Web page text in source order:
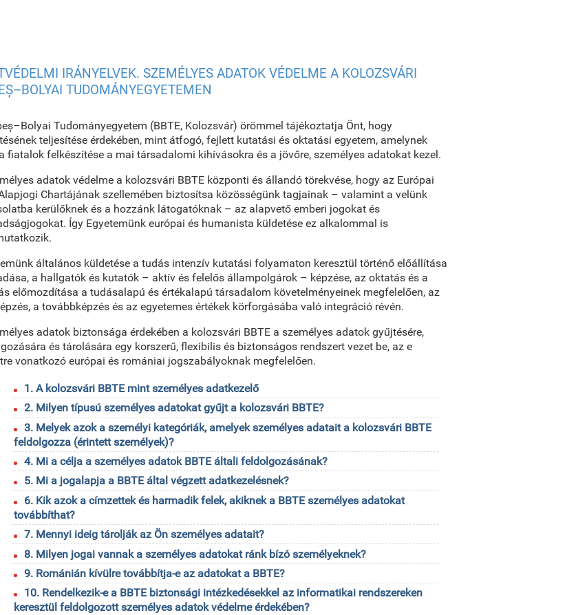
IRÁNYELVEK. SZEMÉLYES ADATOK VÉDELME A KOLOZSVÁRI
TUDOMÁNYEGYETEMEN
Tudományegyetem (BBTE, Kolozsvár) örömmel tájékoztatja Önt, hogy
teljesítése érdekében, mint átfogó, fejlett kutatási és oktatási egyetem, amelynek
fiatalok felkészítése a mai társadalomi kihívásokra és a jövőre, személyes adatokat kezel.
adatok védelme a kolozsvári BBTE központi és állandó törekvése, hogy az Európai
Chartájának szellemében biztosítsa közösségünk tagjainak – valamint a velünk
kerülőknek és a hozzánk látogatóknak – az alapvető emberi jogokat és
Így Egyetemünk európai és humanista küldetése ez alkalommal is
általános küldetése a tudás intenzív kutatási folyamaton keresztül történő előállítása
a hallgatók és kutatók – aktív és felelős állampolgárok – képzése, az oktatás és a
előmozdítása a tudásalapú és értékalapú társadalom követelményeinek megfelelően, az
a továbbképzés és az egyetemes értékek körforgásába való integráció révén.
adatok biztonsága érdekében a kolozsvári BBTE a személyes adatok gyűjtésére,
és tárolására egy korszerű, flexibilis és biztonságos rendszert vezet be, az e
vonatkozó európai és romániai jogszabályoknak megfelelően.
1. A kolozsvári BBTE mint személyes adatkezelő
2. Milyen típusú személyes adatokat gyűjt a kolozsvári BBTE?
3. Melyek azok a személyi kategóriák, amelyek személyes adatait a kolozsvári BBTE
feldolgozza (érintett személyek)?
4. Mi a célja a személyes adatok BBTE általi feldolgozásának?
5. Mi a jogalapja a BBTE által végzett adatkezelésnek?
6. Kik azok a címzettek és harmadik felek, akiknek a BBTE személyes adatokat
továbbíthat?
7. Mennyi ideig tárolják az Ön személyes adatait?
8. Milyen jogai vannak a személyes adatokat ránk bízó személyeknek?
9. Románián kívülre továbbítja-e az adatokat a BBTE?
10. Rendelkezik-e a BBTE biztonsági intézkedésekkel az informatikai rendszereken
keresztül feldolgozott személyes adatok védelme érdekében?